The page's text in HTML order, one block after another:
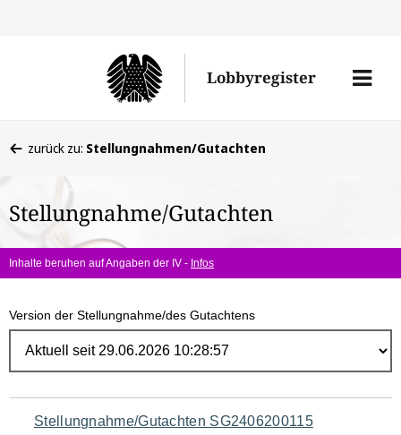
Lobbyregister
Menü
befinden
hier:
zurück zu: Stellungnahmen/Gutachten
Stellungnahme/Gutachten
Inhalte beruhen auf Angaben der IV - Infos
Version der Stellungnahme/des Gutachtens
Navigation
Stellungnahme/Gutachten SG2406200115